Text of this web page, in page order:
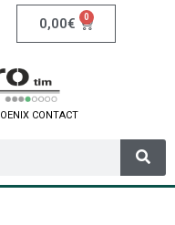
0,00€ 0
OENIX CONTACT